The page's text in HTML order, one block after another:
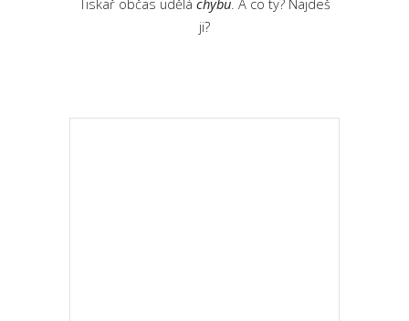
ji?